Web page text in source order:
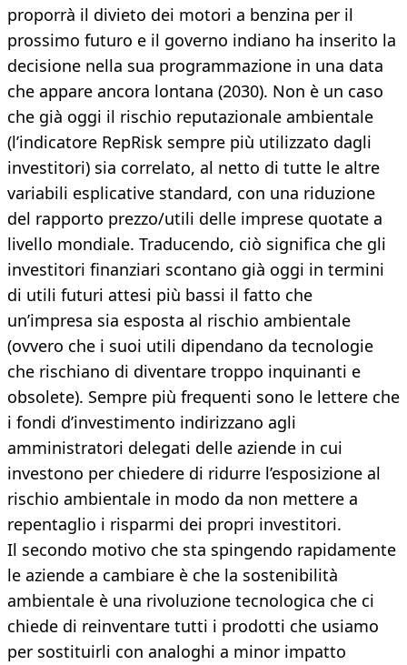
proporrà il divieto dei motori a benzina per il
prossimo futuro e il governo indiano ha inserito la
decisione nella sua programmazione in una data
che appare ancora lontana (2030). Non è un caso
che già oggi il rischio reputazionale ambientale
(l’indicatore RepRisk sempre più utilizzato dagli
investitori) sia correlato, al netto di tutte le altre
variabili esplicative standard, con una riduzione
del rapporto prezzo/utili delle imprese quotate a
livello mondiale. Traducendo, ciò significa che gli
investitori finanziari scontano già oggi in termini
di utili futuri attesi più bassi il fatto che
un’impresa sia esposta al rischio ambientale
(ovvero che i suoi utili dipendano da tecnologie
che rischiano di diventare troppo inquinanti e
obsolete). Sempre più frequenti sono le lettere che
i fondi d’investimento indirizzano agli
amministratori delegati delle aziende in cui
investono per chiedere di ridurre l’esposizione al
rischio ambientale in modo da non mettere a
repentaglio i risparmi dei propri investitori.
Il secondo motivo che sta spingendo rapidamente
le aziende a cambiare è che la sostenibilità
ambientale è una rivoluzione tecnologica che ci
chiede di reinventare tutti i prodotti che usiamo
per sostituirli con analoghi a minor impatto